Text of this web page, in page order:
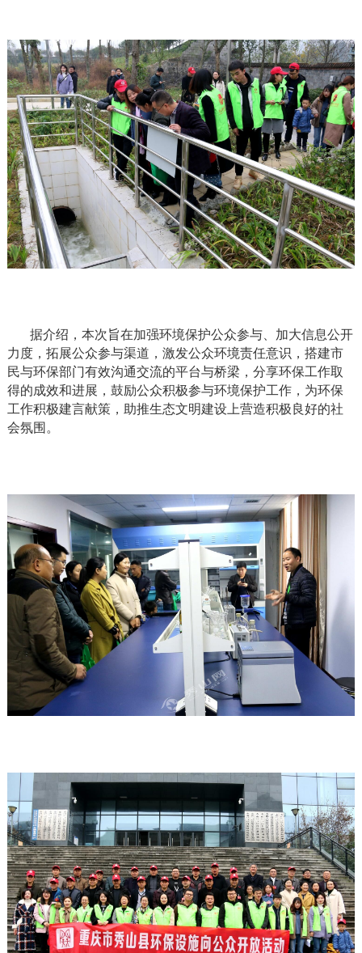
据介绍，本次旨在加强环境保护公众参与、加大信息公开
力度，拓展公众参与渠道，激发公众环境责任意识，搭建市
民与环保部门有效沟通交流的平台与桥梁，分享环保工作取
得的成效和进展，鼓励公众积极参与环境保护工作，为环保
工作积极建言献策，助推生态文明建设上营造积极良好的社
会氛围。